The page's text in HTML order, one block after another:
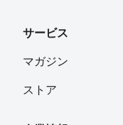
サービス
マガジン
ストア